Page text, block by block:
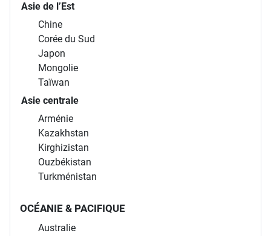
Asie de l’Est
Chine
Corée du Sud
Japon
Mongolie
Taïwan
Asie centrale
Arménie
Kazakhstan
Kirghizistan
Ouzbékistan
Turkménistan
OCÉANIE & PACIFIQUE
Australie